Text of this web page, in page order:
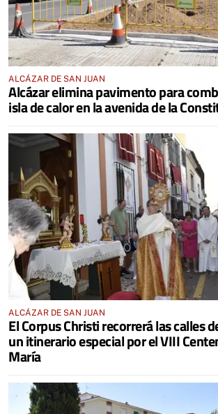
ALCÁZAR DE SAN JUAN
Alcázar elimina pavimento para
isla de calor en la avenida de la
ALCÁZAR DE SAN JUAN
El Corpus Christi recorrerá las calles
un itinerario especial por el VIII
María